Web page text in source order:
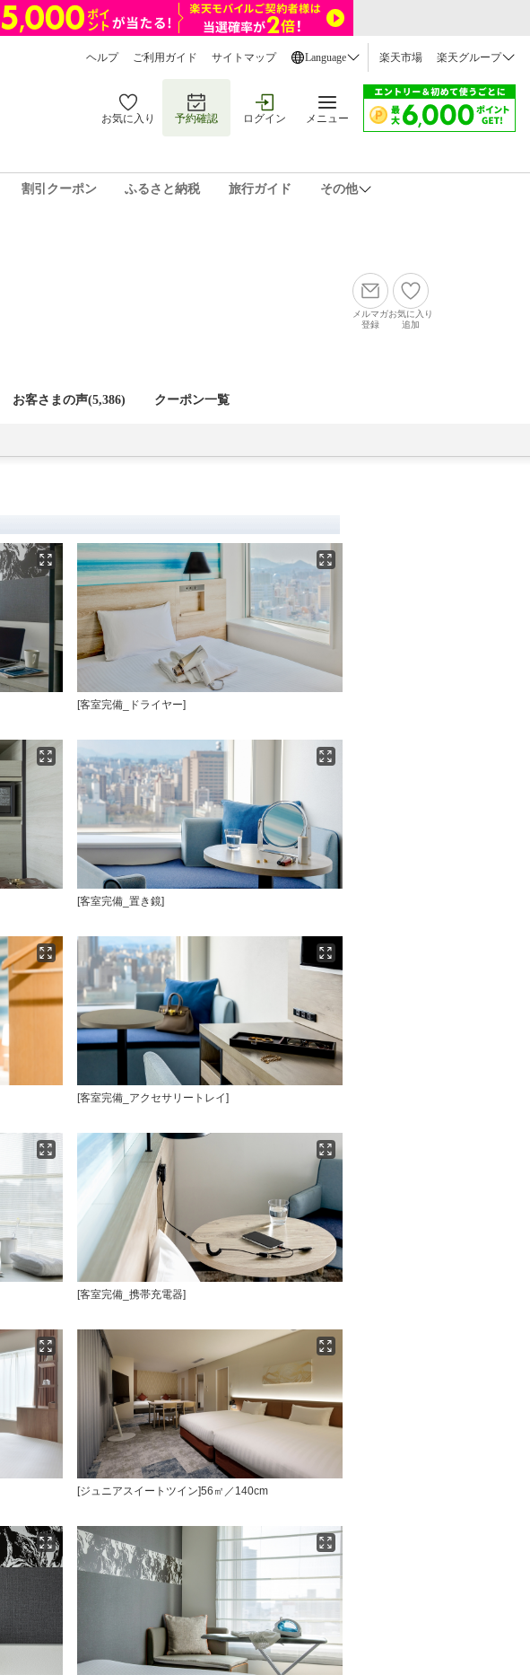
ヘルプ ご利用ガイド サイトマップ Language 楽天市場 楽天グループ
お気に入り 予約確認 ログイン メニュー
割引クーポン ふるさと納税 旅行ガイド その他
メルマガ
登録
お気に入り
追加
お客さまの声(5,386) クーポン一覧
[客室完備_ドライヤー]
[客室完備_置き鏡]
[客室完備_アクセサリートレイ]
[客室完備_携帯充電器]
[ジュニアスイートツイン]56㎡／140cm